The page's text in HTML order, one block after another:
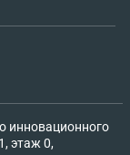
инновационного
этаж 0,